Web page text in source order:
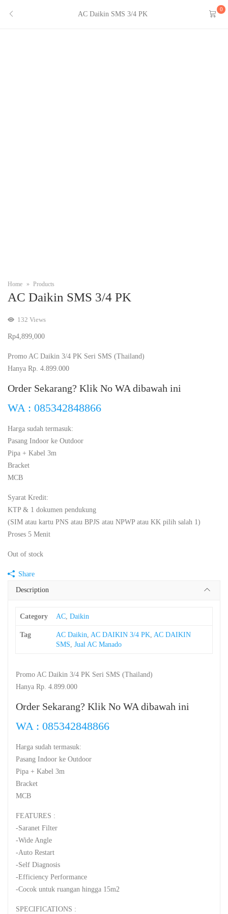
AC Daikin SMS 3/4 PK
0
Home Products
AC Daikin SMS 3/4 PK
132 Views
Rp4,899,000
Promo AC Daikin 3/4 PK Seri SMS (Thailand)
Hanya Rp. 4.899.000
Order Sekarang? Klik No WA dibawah ini
WA : 085342848866
Harga sudah termasuk:
Pasang Indoor ke Outdoor
Pipa + Kabel 3m
Bracket
MCB
Syarat Kredit:
KTP & 1 dokumen pendukung
(SIM atau kartu PNS atau BPJS atau NPWP atau KK pilih salah 1)
Proses 5 Menit
Out of stock
Share
Description
Category AC Daikin
Tag AC Daikin AC DAIKIN 3/4 PK AC DAIKIN
SMS Jual AC Manado
Promo AC Daikin 3/4 PK Seri SMS (Thailand)
Hanya Rp. 4.899.000
Order Sekarang? Klik No WA dibawah ini
WA : 085342848866
Harga sudah termasuk:
Pasang Indoor ke Outdoor
Pipa + Kabel 3m
Bracket
MCB
FEATURES :
-Saranet Filter
-Wide Angle
-Auto Restart
-Self Diagnosis
-Efficiency Performance
-Cocok untuk ruangan hingga 15m2
SPECIFICATIONS :